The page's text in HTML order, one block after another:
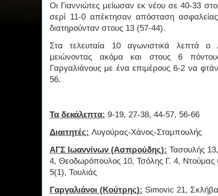
Οι Γιαννιώτες μείωσαν εκ νέου σε 40-33
σερί 11-0 απέκτησαν απόσταση
διατηρούνταν στους 13 (57-44).
Στα τελευταία 10 αγωνιστικά λεπτά
μειώνοντας ακόμα και στους 6
Γαργαλιάνους με ένα επιμέρους 6-2 να
56.
Τα δεκάλεπτα: 9-19, 27-38, 44-57, 56-66
Διαιτητές: Λυγούρας-Χάνος-Σταμπουλής
ΑΓΣ Ιωαννίνων (Ασπρούδης): Τασουλής
4, Θεοδωρόπουλος 10, Τσόλης Γ. 4, Ντούμας
5(1), Τουλιάς
Γαργαλιάνοι (Κούτρης): Simovic 21,